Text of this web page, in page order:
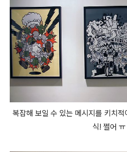
복잡해 보일 수 있는 메시지를 키치
식! 쩔어 ㅠ